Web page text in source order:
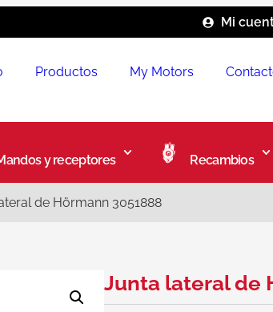
Mi
Productos My Motors
y receptores Recambios
de Hörmann 3051888
Junta lateral de